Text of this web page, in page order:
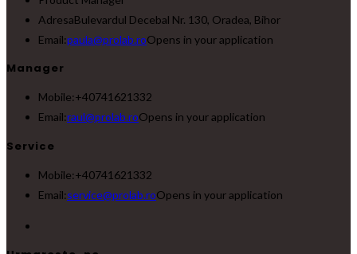
AdresaBulevardul Decebal Nr. 130, Oradea, Bihor
Email:paula@prolab.roOpens in your application
Manager
Mobile:+40741621332
Email:raul@prolab.roOpens in your application
Service
Mobile:+40741621332
Email:service@prolab.roOpens in your application